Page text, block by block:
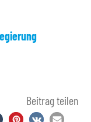
Beitrag teilen